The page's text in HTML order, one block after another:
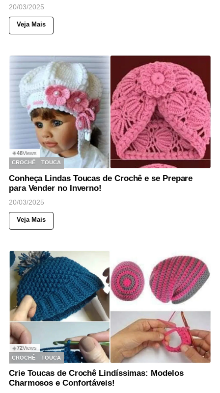
20/03/2025
Veja Mais
◉48Views
CROCHÊ
TOUCA
Conheça Lindas Toucas de Crochê e se Prepare
para Vender no Inverno!
20/03/2025
Veja Mais
◉72Views
CROCHÊ
TOUCA
Crie Toucas de Crochê Lindíssimas: Modelos
Charmosos e Confortáveis!